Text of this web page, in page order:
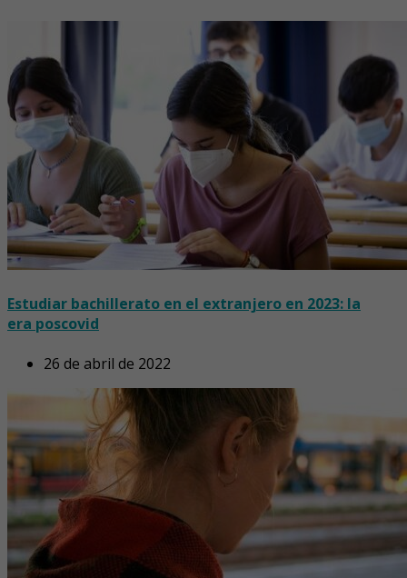
Estudiar bachillerato en el extranjero en 2023: la
era poscovid
26 de abril de 2022